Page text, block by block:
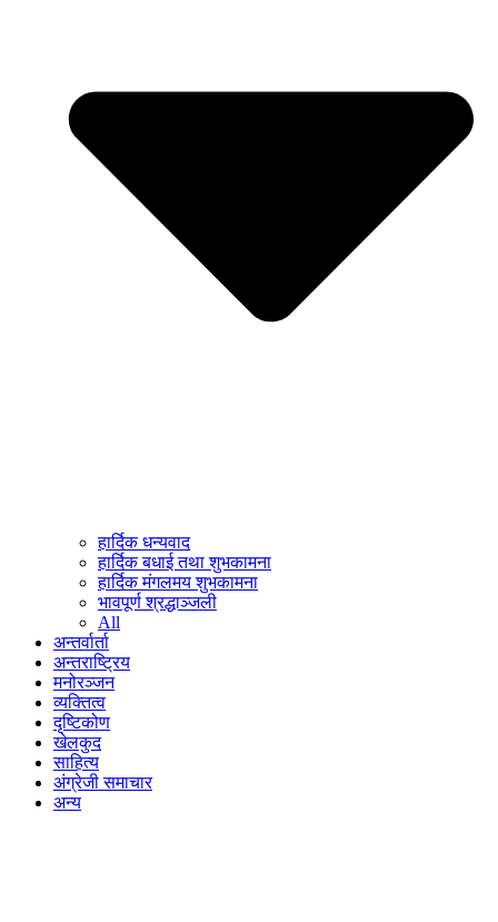
हार्दिक धन्यवाद
हार्दिक बधाई तथा शुभकामना
हार्दिक मंगलमय शुभकामना
भावपूर्ण श्रद्धाञ्जली
All
अन्तर्वार्ता
अन्तराष्ट्रिय
मनोरञ्जन
व्यक्तित्व
दृष्टिकोण
खेलकुद
साहित्य
अंग्रेजी समाचार
अन्य